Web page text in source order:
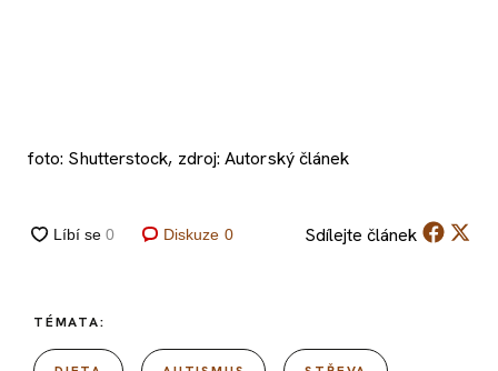
foto: Shutterstock, zdroj: Autorský článek
Diskuze 0 Sdílejte článek
TÉMATA: